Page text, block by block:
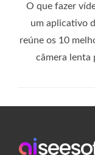
O que fazer
um aplicativo
reúne os 10
câmera lenta